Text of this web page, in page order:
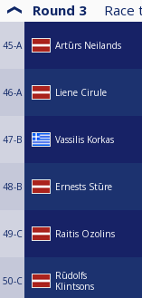
Round 3 Race
45-A Artūrs Neilands
46-A Liene Cirule
47-B Vassilis Korkas
48-B Ernests Stūre
49-C Raitis Ozolins
50-C
Rūdolfs
Klintsons